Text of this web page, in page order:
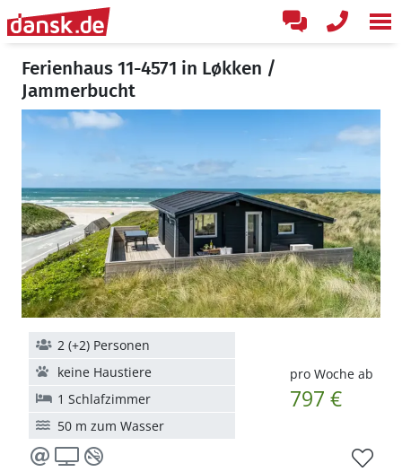
Ferienhaus 11-4571 in Løkken /
Jammerbucht
pro Woche ab
797 €
2 (+2) Personen
keine Haustiere
1 Schlafzimmer
50 m zum Wasser